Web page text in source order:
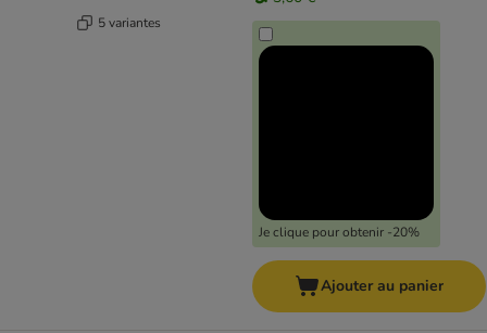
5 variantes
Je clique pour obtenir -20%
Ajouter au panier